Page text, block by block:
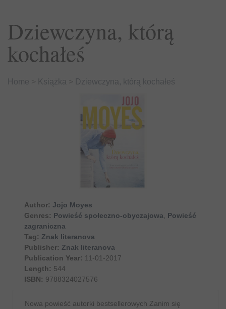
Dziewczyna, którą
kochałeś
Home Książka Dziewczyna, którą kochałeś
Author: Jojo Moyes
Genres: Powieść społeczno-obyczajowa, Powieść
zagraniczna
Tag: Znak literanova
Publisher: Znak literanova
Publication Year: 11-01-2017
Length: 544
ISBN: 9788324027576
Nowa powieść autorki bestsellerowych Zanim się